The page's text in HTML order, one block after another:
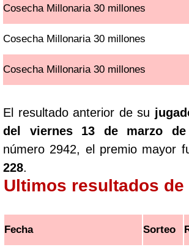
Cosecha Millonaria 30 millones
Cosecha Millonaria 30 millones
Cosecha Millonaria 30 millones
El resultado anterior de su
del viernes 13 de marzo de
número 2942, el premio mayor
228.
Ultimos resultados de
Fecha Sorteo